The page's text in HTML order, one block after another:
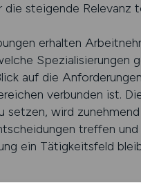
steigende Relevanz
erhalten
Spezialisierungen
auf die
verbunden ist.
setzen, wird
treffen
ein Tätigkeitsfeld